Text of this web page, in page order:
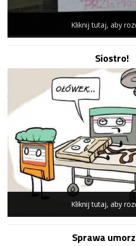
Kliknij tutaj, aby
Siostro!
Kliknij tutaj, aby
Sprawa